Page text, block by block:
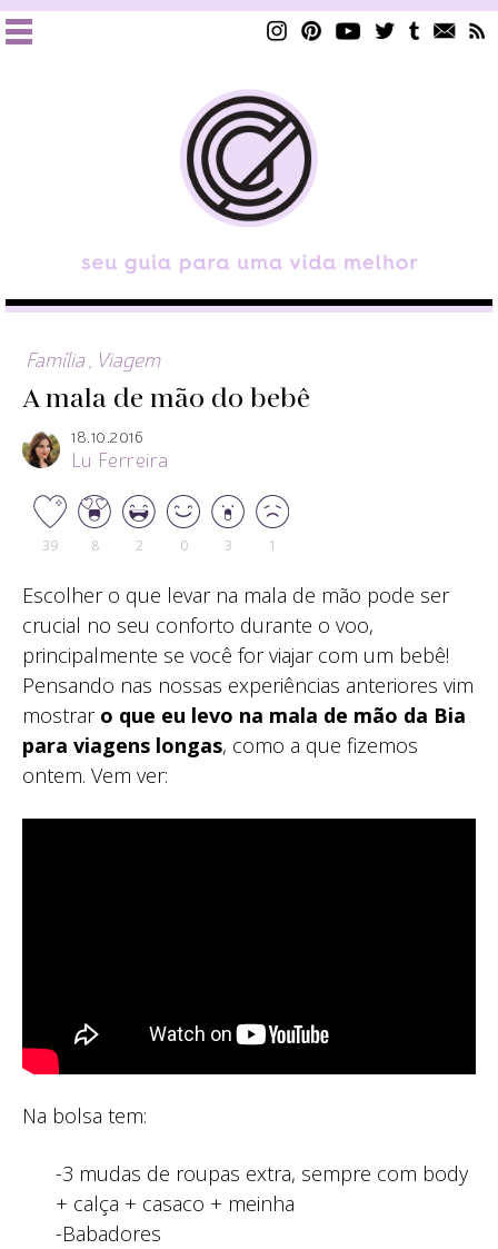
Família Viagem
A mala de mão do bebê
18.10.2016
Lu Ferreira
39 8 2 0 3 1
Escolher o que levar na mala de mão pode ser
crucial no seu conforto durante o voo,
principalmente se você for viajar com um bebê!
Pensando nas nossas experiências anteriores vim
mostrar o que eu levo na mala de mão da Bia
para viagens longas, como a que fizemos
ontem. Vem ver:
Na bolsa tem:
-3 mudas de roupas extra, sempre com body
+ calça + casaco + meinha
-Babadores